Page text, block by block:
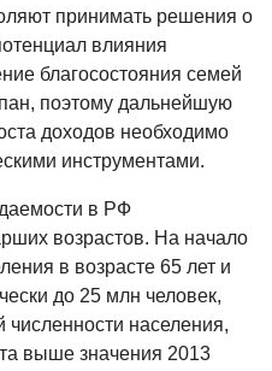
принимать решения о
влияния
благосостояния семей
поэтому дальнейшую
доходов необходимо
инструментами.
в РФ
возрастов. На начало
в возрасте 65 лет и
до 25 млн человек,
численности населения,
выше значения 2013